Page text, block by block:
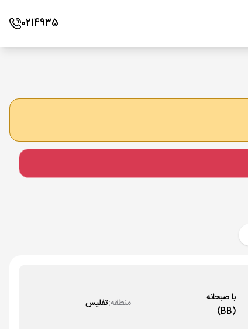
0214935
با صبحانه
(BB)
منطقه:تفلیس